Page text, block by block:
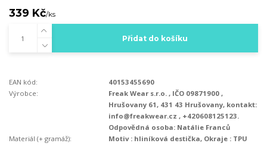
339 Kč/ks
Přidat do košíku
EAN kód:
40153455690
Výrobce:
Freak Wear s.r.o. , IČO 09871900 ,
Hrušovany 61, 431 43 Hrušovany, kontakt:
info@freakwear.cz , +420608125123.
Odpovědná osoba: Natálie Franců
Materiál (+ gramáž):
Motiv : hliníková destička, Okraje : TPU